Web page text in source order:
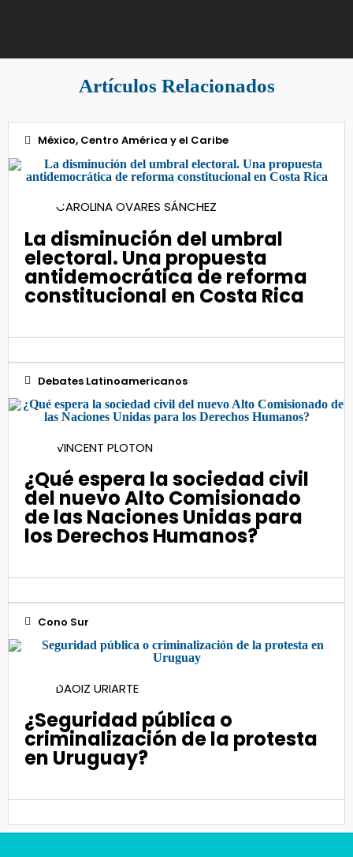
Artículos Relacionados
México, Centro América y el Caribe
01CAROLINA OVARES SÁNCHEZ
La disminución del umbral
electoral. Una propuesta
antidemocrática de reforma
constitucional en Costa Rica
Debates Latinoamericanos
31VINCENT PLOTON
¿Qué espera la sociedad civil
del nuevo Alto Comisionado
de las Naciones Unidas para
los Derechos Humanos?
Cono Sur
10DAOIZ URIARTE
¿Seguridad pública o
criminalización de la protesta
en Uruguay?